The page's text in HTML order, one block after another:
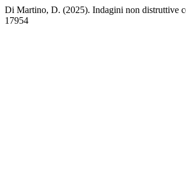
Di Martino, D. (2025). Indagini non distruttive
17954